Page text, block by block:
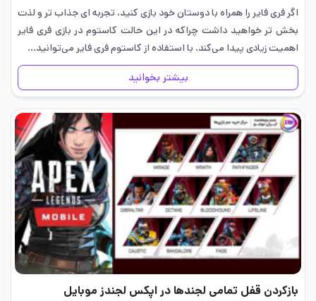
اگر فری فایر را همراه با دوستان خود بازی کنید، تجربه ای جذاب تر و لذت
بخش تر خواهید داشت چراکه در این حالت کاستوم در بازی فری فایر
اهمیت زیادی پیدا می‌کند. با استفاده از کاستوم فری فایر می‌توانید…
بیشتر بخوانید
بازکردن قفل تمامی لجندها در اپکس لجندز موبایل